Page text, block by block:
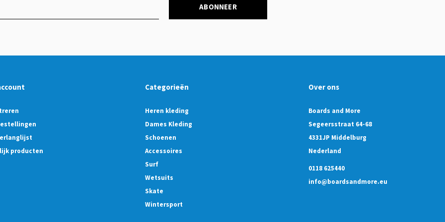
ABONNEER
producten
Categorieën
Heren kleding
Dames Kleding
Schoenen
Accessoires
Surf
Wetsuits
Skate
Wintersport
Over ons
Boards and More
Segeersstraat 64-68
4331JP Middelburg
Nederland
0118 625440
info@boardsandmore.eu